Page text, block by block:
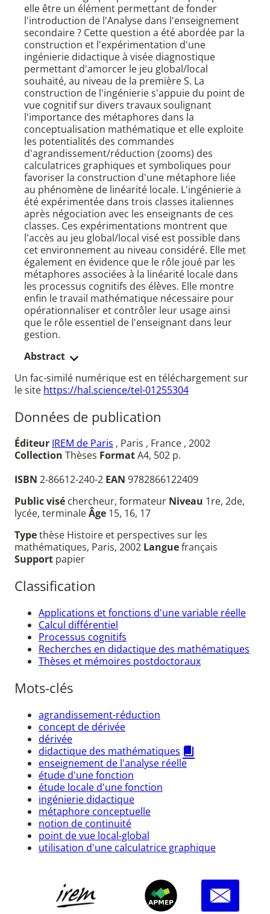
elle être un élément permettant de fonder
l'introduction de l'Analyse dans l'enseignement
secondaire ? Cette question a été abordée par la
construction et l'expérimentation d'une
ingénierie didactique à visée diagnostique
permettant d'amorcer le jeu global/local
souhaité, au niveau de la première S. La
construction de l'ingénierie s'appuie du point de
vue cognitif sur divers travaux soulignant
l'importance des métaphores dans la
conceptualisation mathématique et elle exploite
les potentialités des commandes
d'agrandissement/réduction (zooms) des
calculatrices graphiques et symboliques pour
favoriser la construction d'une métaphore liée
au phénomène de linéarité locale. L'ingénierie a
été expérimentée dans trois classes italiennes
après négociation avec les enseignants de ces
classes. Ces expérimentations montrent que
l'accès au jeu global/local visé est possible dans
cet environnement au niveau considéré. Elle met
également en évidence que le rôle joué par les
métaphores associées à la linéarité locale dans
les processus cognitifs des élèves. Elle montre
enfin le travail mathématique nécessaire pour
opérationnaliser et contrôler leur usage ainsi
que le rôle essentiel de l'enseignant dans leur
gestion.
Abstract
Un fac-similé numérique est en téléchargement sur
le site https://hal.science/tel-01255304
Données de publication
Éditeur IREM de Paris , Paris , France , 2002
Collection Thèses FormatA4, 502 p.
ISBN 2-86612-240-2 EAN 9782866122409
Public visé chercheur, formateur Niveau 1re, 2de,
lycée, terminaleÂge 15, 16, 17
Typethèse Histoire et perspectives sur les
mathématiques, Paris, 2002 Languefrançais
Support papier
Classification
Applications et fonctions d'une variable réelle
Calcul différentiel
Processus cognitifs
Recherches en didactique des mathématiques
Thèses et mémoires postdoctoraux
Mots-clés
agrandissement-réduction
concept de dérivée
dérivée
didactique des mathématiques
enseignement de l'analyse réelle
étude d'une fonction
étude locale d'une fonction
ingénierie didactique
métaphore conceptuelle
notion de continuité
point de vue local-global
utilisation d'une calculatrice graphique